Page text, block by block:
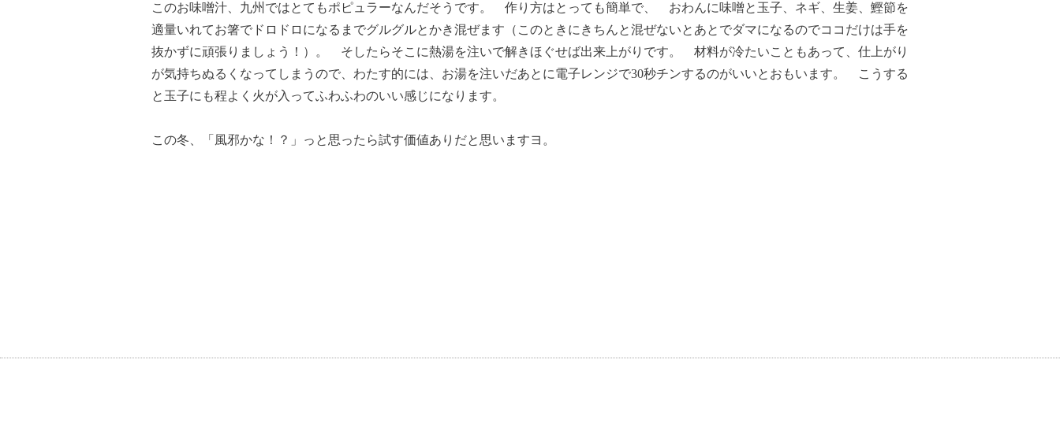
このお味噌汁、九州ではとてもポピュラーなんだそうです。 作り方はとっても簡単で、 おわんに味噌と玉子、ネギ、生姜、鰹節を
適量いれてお箸でドロドロになるまでグルグルとかき混ぜます（このときにきちんと混ぜないとあとでダマになるのでココだけは手を
抜かずに頑張りましょう！）。 そしたらそこに熱湯を注いで解きほぐせば出来上がりです。 材料が冷たいこともあって、仕上がり
が気持ちぬるくなってしまうので、わたす的には、お湯を注いだあとに電子レンジで30秒チンするのがいいとおもいます。 こうする
と玉子にも程よく火が入ってふわふわのいい感じになります。
この冬、「風邪かな！？」っと思ったら試す価値ありだと思いますヨ。